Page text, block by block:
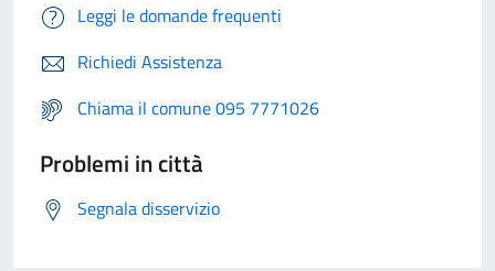
Leggi le domande frequenti
Richiedi Assistenza
Chiama il comune 095 7771026
Problemi in città
Segnala disservizio